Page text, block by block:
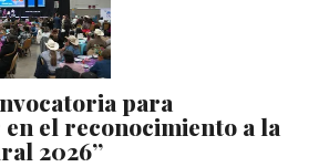
para
el reconocimiento a la
2026”